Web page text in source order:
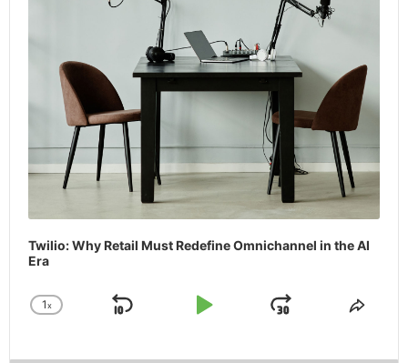
Twilio: Why Retail Must Redefine Omnichannel in the AI
Era
Change
1x
Skip
Play
Jump
Share